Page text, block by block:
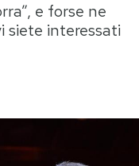
Idee
calcio 2026
e forse ne
siete interessati